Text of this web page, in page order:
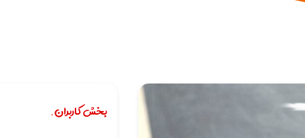
بخش کاربران.